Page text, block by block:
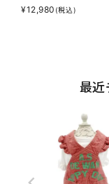
¥12,980 (税込)
最近